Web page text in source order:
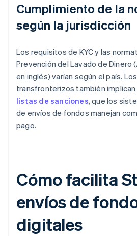
Cumplimiento de la
según la jurisdicción
Los requisitos de KYC y las
Prevención del Lavado de Dinero
en inglés) varían según el país.
transfronterizos también implican
listas de sanciones, que los
de envíos de fondos manejan
pago.
Cómo facilita
envíos de
digitales